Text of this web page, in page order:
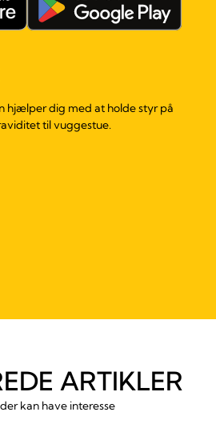
hjælper dig med at holde styr på
til vuggestue.
ARTIKLER
kan have interesse